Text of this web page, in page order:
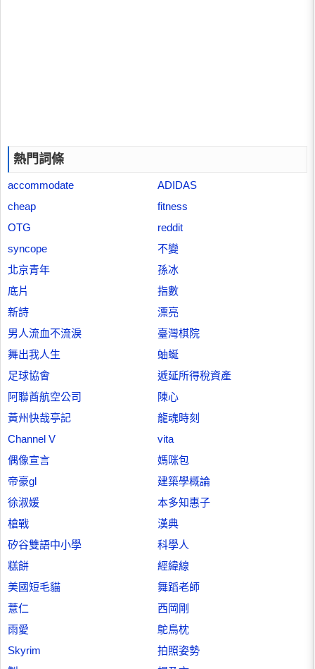
熱門詞條
accommodate
ADIDAS
cheap
fitness
OTG
reddit
syncope
不變
北京青年
孫冰
底片
指數
新詩
漂亮
男人流血不流淚
臺灣棋院
舞出我人生
蚰蜒
足球協會
遞延所得稅資產
阿聯酋航空公司
陳心
黃州快哉亭記
龍魂時刻
Channel V
vita
偶像宣言
媽咪包
帝豪gl
建築學概論
徐淑媛
本多知惠子
槍戰
漢典
矽谷雙語中小學
科學人
糕餅
經緯線
美國短毛貓
舞蹈老師
薏仁
西岡剛
雨愛
鴕鳥枕
Skyrim
拍照姿勢